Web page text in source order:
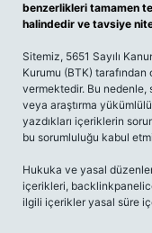
benzerlikleri tamamen
halindedir ve tavsiye
Sitemiz, 5651 Sayılı
Kurumu (BTK) tarafından
vermektedir. Bu
veya araştırma
yazdıkları içeriklerin
bu sorumluluğu kabul
Hukuka ve yasal
içerikleri,
ilgili içerikler yasal süre